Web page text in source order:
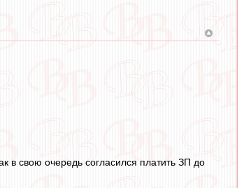
в свою очередь согласился платить ЗП до